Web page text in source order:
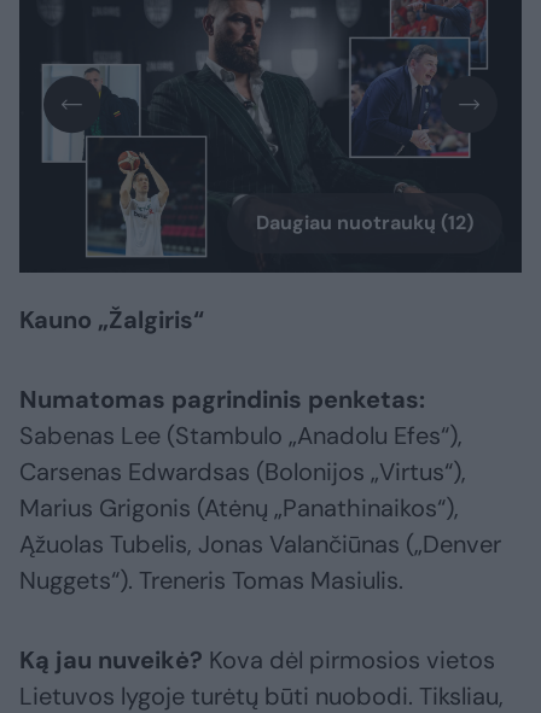
Daugiau nuotraukų (12)
Kauno „Žalgiris“
Numatomas pagrindinis penketas:
Sabenas Lee (Stambulo „Anadolu Efes“),
Carsenas Edwardsas (Bolonijos „Virtus“),
Marius Grigonis (Atėnų „Panathinaikos“),
Ąžuolas Tubelis, Jonas Valančiūnas („Denver
Nuggets“). Treneris Tomas Masiulis.
Ką jau nuveikė? Kova dėl pirmosios vietos
Lietuvos lygoje turėtų būti nuobodi. Tiksliau,